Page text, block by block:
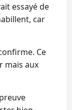
essayé de
car
Ce
mais aux